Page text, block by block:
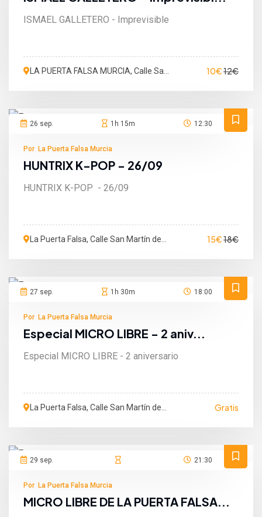
ISMAEL GALLETERO - Imprevisible
LA PUERTA FALSA MURCIA, Calle San
10€12€
26 sep. 1h 15m 12:30
Por La Puerta Falsa Murcia
HUNTRIX K-POP - 26/09
HUNTRIX K-POP - 26/09
La Puerta Falsa, Calle San Martín de
15€18€
27 sep. 1h 30m 18:00
Por La Puerta Falsa Murcia
Especial MICRO LIBRE - 2 aniv...
Especial MICRO LIBRE - 2 aniversario
La Puerta Falsa, Calle San Martín de
Gratis
29 sep. 21:30
Por La Puerta Falsa Murcia
MICRO LIBRE DE LA PUERTA FALSA...